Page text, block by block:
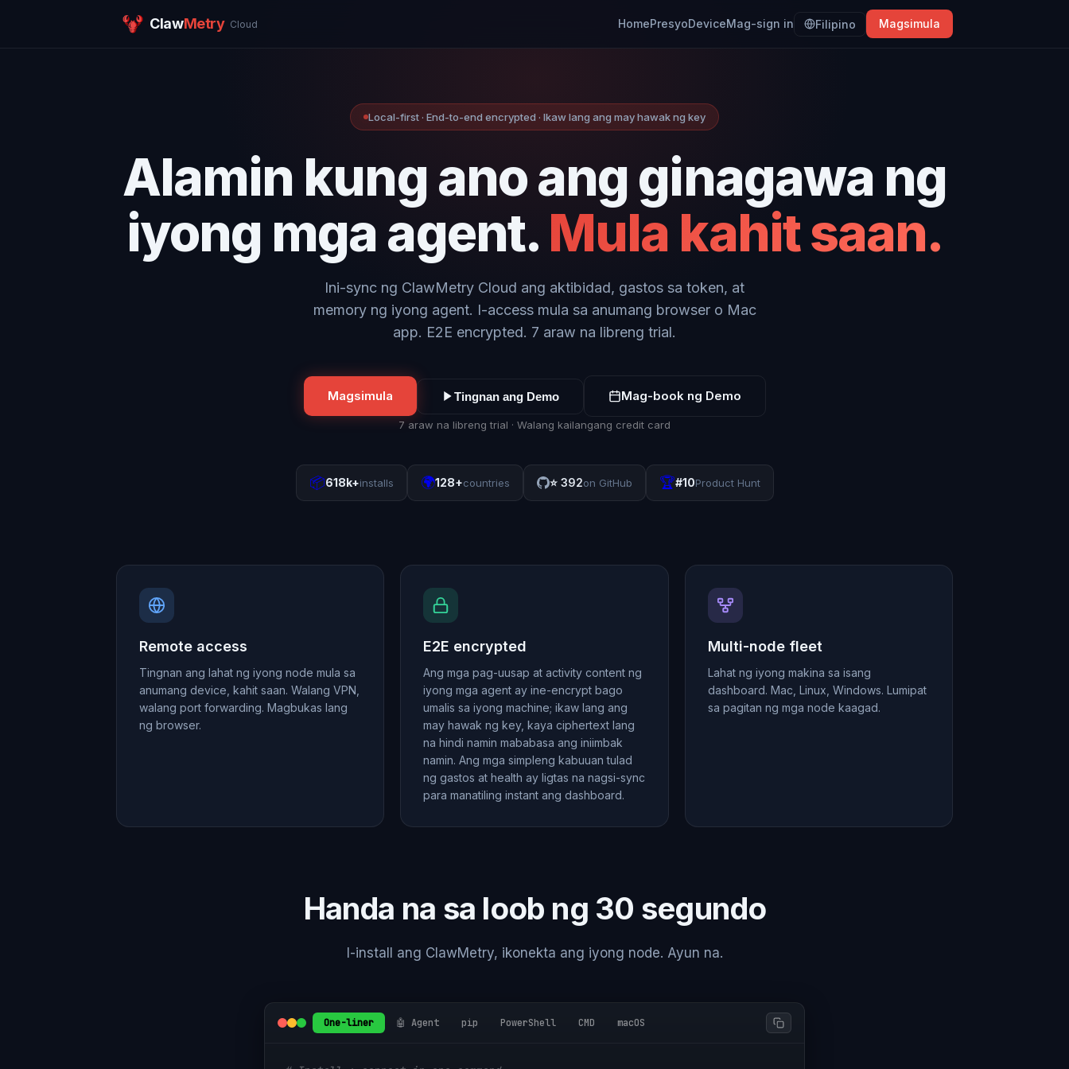
ClawMetry Cloud HomePresyoDeviceMag-sign in Filipino Magsimula
Local-first · End-to-end encrypted · Ikaw lang ang may hawak ng key
Alamin kung ano ang ginagawa ng
iyong mga agent. Mula kahit saan.
Ini-sync ng ClawMetry Cloud ang aktibidad, gastos sa token, at
memory ng iyong agent. I-access mula sa anumang browser o Mac
app. E2E encrypted. 7 araw na libreng trial.
Magsimula Tingnan ang Demo Mag-book ng Demo
7 araw na libreng trial · Walang kailangang credit card
📦618k+installs 🌍128+countries ⭐ 392on GitHub 🏆#10Product Hunt
Remote access
Tingnan ang lahat ng iyong node mula sa
anumang device, kahit saan. Walang VPN,
walang port forwarding. Magbukas lang
ng browser.
E2E encrypted
Ang mga pag-uusap at activity content ng
iyong mga agent ay ine-encrypt bago
umalis sa iyong machine; ikaw lang ang
may hawak ng key, kaya ciphertext lang
na hindi namin mababasa ang iniimbak
namin. Ang mga simpleng kabuuan tulad
ng gastos at health ay ligtas na nagsi-sync
para manatiling instant ang dashboard.
Multi-node fleet
Lahat ng iyong makina sa isang
dashboard. Mac, Linux, Windows. Lumipat
sa pagitan ng mga node kaagad.
Handa na sa loob ng 30 segundo
I-install ang ClawMetry, ikonekta ang iyong node. Ayun na.
One-liner 🤖 Agent pip PowerShell CMD macOS